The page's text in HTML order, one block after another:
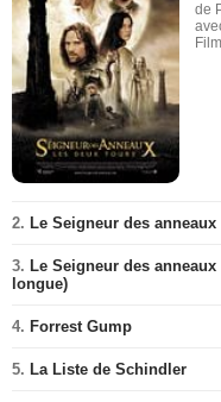
de
2. Le Seigneur des
3. Le Seigneur des
longue)
4. Forrest Gump
5. La Liste de Schindler